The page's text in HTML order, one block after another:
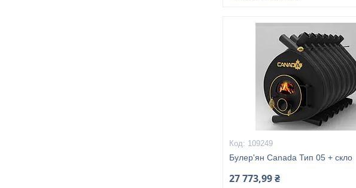
109249
Булер'ян Canada Тип 05 + скло
27 773,99 ₴